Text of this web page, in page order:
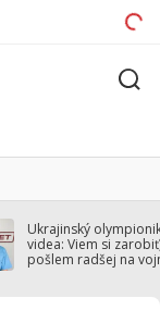
Ukrajinský
videa: Viem si
pošlem radšej na